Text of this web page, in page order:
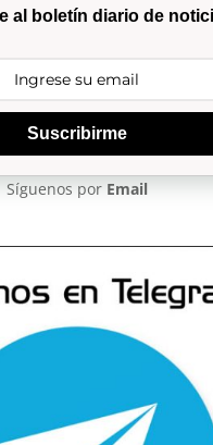
al boletín diario de
Suscribirme
Síguenos por Email